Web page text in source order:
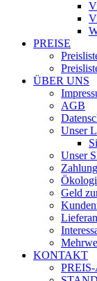
PREISE
ÜBER UNS
AGB
Unser
Unser
Geld
KONTAKT